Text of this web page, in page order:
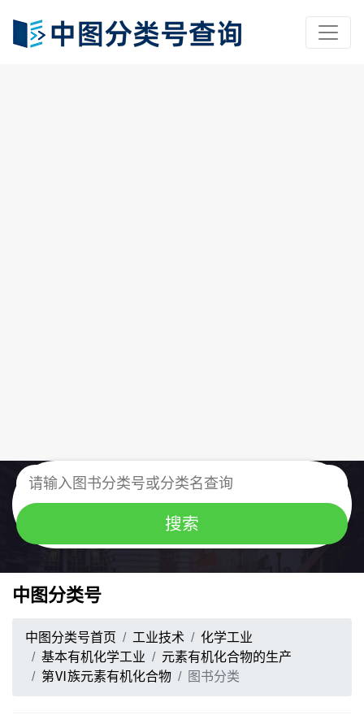
中图分类号
中图分类号首页 工业技术
化学工业
基本有机化学工业
元素有机化合物的生产
第Ⅵ族元素有机化合物
图书分类